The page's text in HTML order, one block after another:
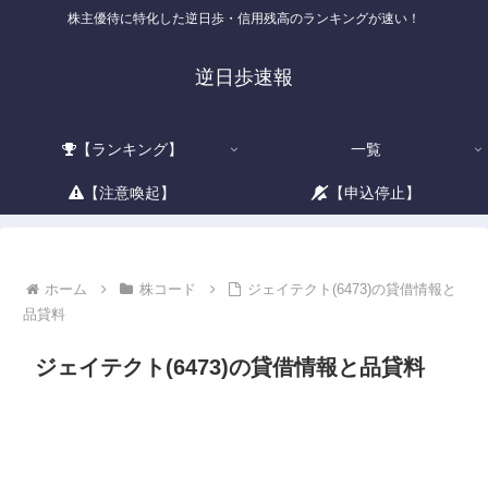
株主優待に特化した逆日歩・信用残高のランキングが速い！
逆日歩速報
【ランキング】 一覧
【注意喚起】 【申込停止】
ホーム 株コード
ジェイテクト(6473)の貸借情報と
品貸料
ジェイテクト(6473)の貸借情報と品貸料